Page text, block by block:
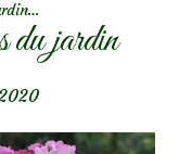
du jardin